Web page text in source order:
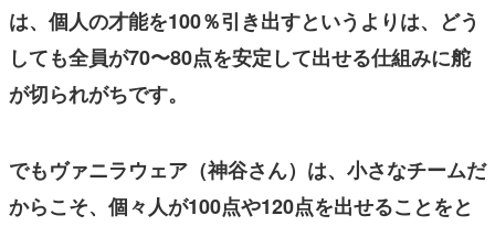
は、個人の才能を100％引き出すというよりは、どう
しても全員が70〜80点を安定して出せる仕組みに舵
が切られがちです。
でもヴァニラウェア（神谷さん）は、小さなチームだ
からこそ、個々人が100点や120点を出せることをと